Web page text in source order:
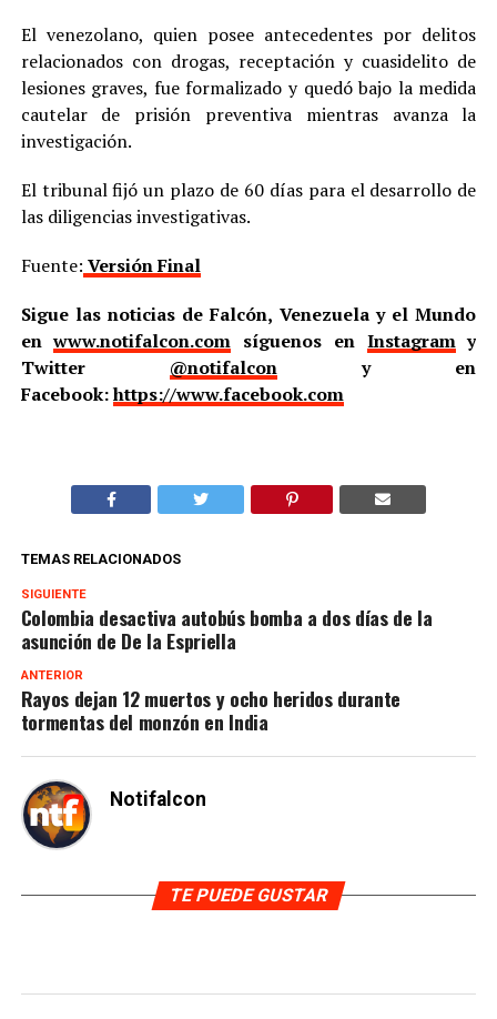
El venezolano, quien posee antecedentes por delitos
relacionados con drogas, receptación y cuasidelito de
lesiones graves, fue formalizado y quedó bajo la medida
cautelar de prisión preventiva mientras avanza la
investigación.
El tribunal fijó un plazo de 60 días para el desarrollo de
las diligencias investigativas.
Fuente: Versión Final
Sigue las noticias de Falcón, Venezuela y el Mundo
enwww.notifalcon.com síguenos en Instagramy
Twitter @notifalcony en
Facebook:https://www.facebook.com
TEMAS RELACIONADOS
SIGUIENTE
Colombia desactiva autobús bomba a dos días de la
asunción de De la Espriella
ANTERIOR
Rayos dejan 12 muertos y ocho heridos durante
tormentas del monzón en India
Notifalcon
TE PUEDE GUSTAR